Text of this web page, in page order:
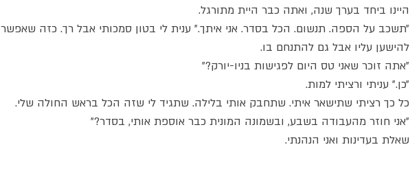
היינו ביחד בערך שנה, ואתה כבר היית מתורגל.
״תשכב על הספה. תנשום. הכל בסדר. אני איתך.״ ענית לי בטון סמכותי אבל רך. כזה שאפשר
להישען עליו אבל גם להתנחם בו.
״אתה זוכר שאני טס היום לפגישות בניו-יורק?״
״כן.״ עניתי ורציתי למות.
כל כך רציתי שתישאר איתי. שתחבק אותי בלילה. שתגיד לי שזה הכל בראש החולה שלי.
״אני חוזר מהעבודה בשבע, ובשמונה המונית כבר אוספת אותי, בסדר?״
שאלת בעדינות ואני הנהנתי.